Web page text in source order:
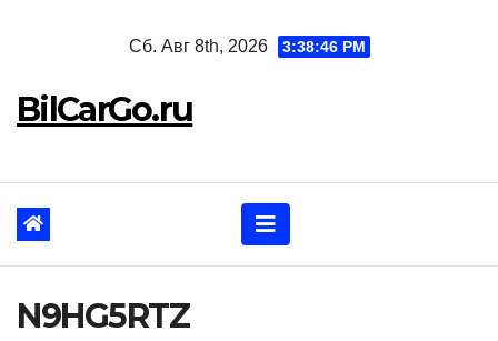
Сб. Авг 8th, 2026 3:38:47 PM
BilCarGo.ru
N9HG5RTZ